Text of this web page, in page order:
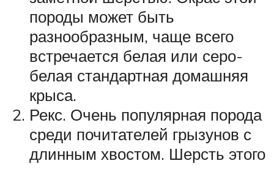
породы может быть
разнообразным, чаще всего
встречается белая или серо-
белая стандартная домашняя
крыса.
Рекс. Очень популярная порода
среди почитателей грызунов с
длинным хвостом. Шерсть этого